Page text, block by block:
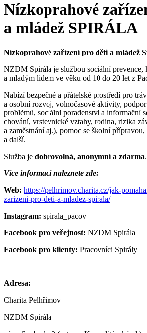
Nízkoprahové
a mládež SPIRÁLA
Nízkoprahové zařízení pro děti a mládež
NZDM Spirála je službou sociální prevence,
a mladým lidem ve věku od 10 do 20 let z
Nabízí bezpečné a přátelské prostředí pro
a osobní rozvoj, volnočasové aktivity,
problémů, sociální poradenství a informační
chování, vrstevnické vztahy, rodina, rizika
a zaměstnání aj.), pomoc se školní
a další.
Služba je dobrovolná, anonymní a zdarma.
Více informací naleznete zde:
Web: https://pelhrimov.charita.cz/jak-
zarizeni-pro-deti-a-mladez-spirala/
Instagram: spirala­_pacov
Facebook pro veřejnost: NZDM Spirála
Facebook pro klienty: Pracovníci Spirály
Adresa:
Charita Pelhřimov
NZDM Spirála